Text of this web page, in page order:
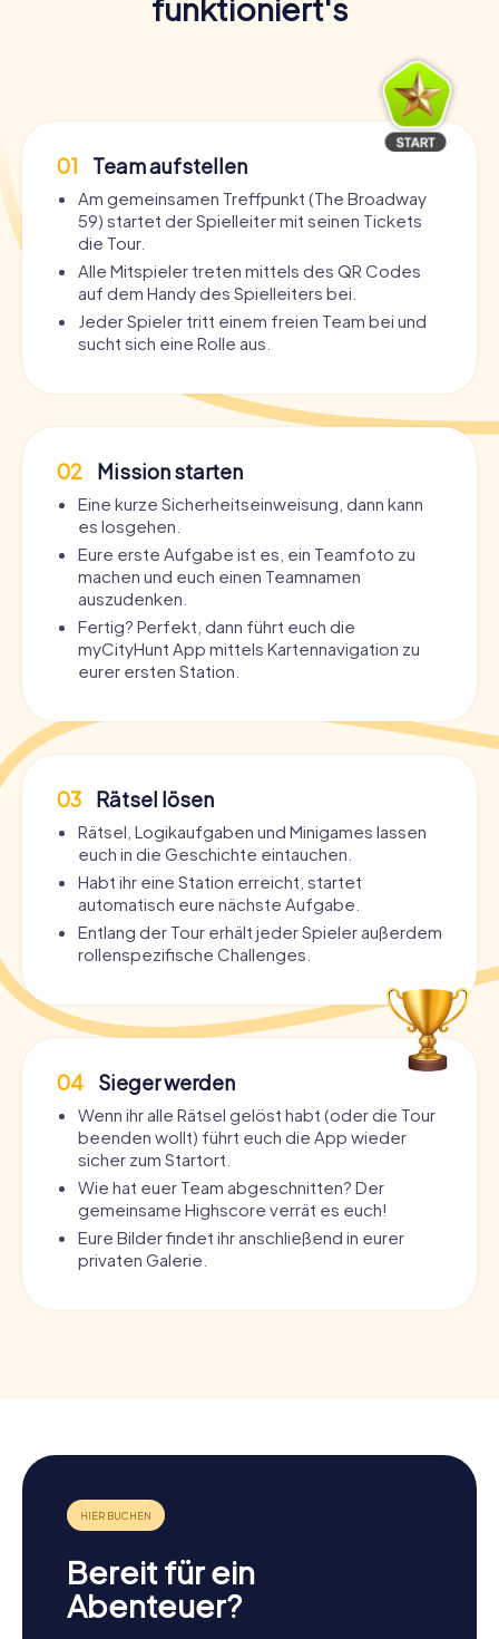
funktioniert's
01 Team aufstellen
Am gemeinsamen Treffpunkt (The Broadway
59) startet der Spielleiter mit seinen Tickets
die Tour.
Alle Mitspieler treten mittels des QR Codes
auf dem Handy des Spielleiters bei.
Jeder Spieler tritt einem freien Team bei und
sucht sich eine Rolle aus.
02 Mission starten
Eine kurze Sicherheitseinweisung, dann kann
es losgehen.
Eure erste Aufgabe ist es, ein Teamfoto zu
machen und euch einen Teamnamen
auszudenken.
Fertig? Perfekt, dann führt euch die
myCityHunt App mittels Kartennavigation zu
eurer ersten Station.
03 Rätsel lösen
Rätsel, Logikaufgaben und Minigames lassen
euch in die Geschichte eintauchen.
Habt ihr eine Station erreicht, startet
automatisch eure nächste Aufgabe.
Entlang der Tour erhält jeder Spieler außerdem
rollenspezifische Challenges.
04 Sieger werden
Wenn ihr alle Rätsel gelöst habt (oder die Tour
beenden wollt) führt euch die App wieder
sicher zum Startort.
Wie hat euer Team abgeschnitten? Der
gemeinsame Highscore verrät es euch!
Eure Bilder findet ihr anschließend in eurer
privaten Galerie.
Bereit für ein
Abenteuer?